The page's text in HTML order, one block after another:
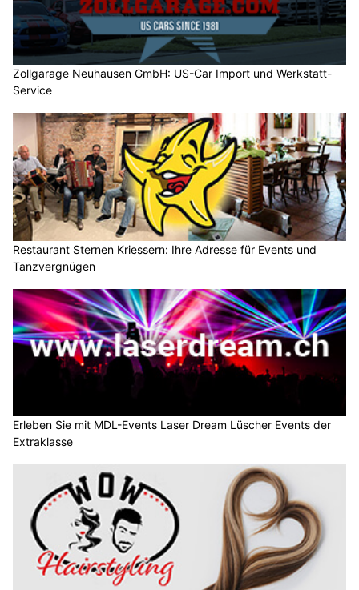
Zollgarage Neuhausen GmbH: US-Car Import und Werkstatt-
Service
Restaurant Sternen Kriessern: Ihre Adresse für Events und
Tanzvergnügen
Erleben Sie mit MDL-Events Laser Dream Lüscher Events der
Extraklasse